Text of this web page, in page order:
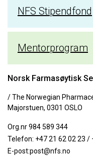
NFS Stipendfond
Mentorprogram
Norsk Farmasøytisk
/ The Norwegian
Majorstuen, 0301 OSLO
Org.nr 984 589 344
Telefon: +47 21 62 02 23 /
E-post:post@nfs.no